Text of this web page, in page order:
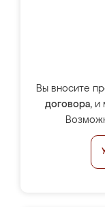
Вы вносите
договора, и